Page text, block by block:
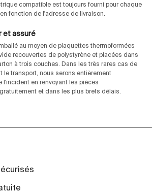
compatible est toujours fourni pour chaque
fonction de l'adresse de livraison.
et assuré
au moyen de plaquettes thermoformées
recouvertes de polystyrène et placées dans
à trois couches. Dans les très rares cas de
le transport, nous serons entièrement
l'incident en renvoyant les pièces
et dans les plus brefs délais.